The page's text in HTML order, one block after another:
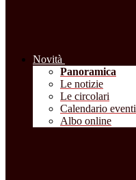
Novità
Panoramica
Le notizie
Le circolari
Calendario eventi
Albo online